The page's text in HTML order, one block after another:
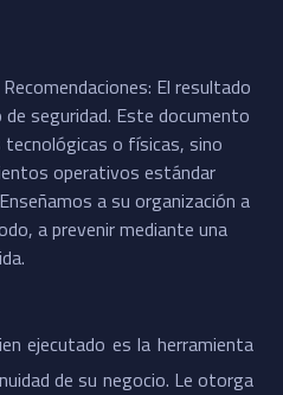
El resultado
seguridad. Este documento
o físicas, sino
operativos estándar
a su organización a
a prevenir mediante una
ejecutado es la herramienta
de su negocio. Le otorga